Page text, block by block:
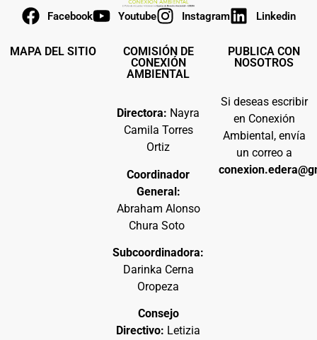
Facebook Youtube Instagram Linkedin
MAPA DEL SITIO
COMISIÓN DE
CONEXIÓN
AMBIENTAL
Directora: Nayra
Camila Torres
Ortiz
Coordinador
General:
Abraham Alonso
Chura Soto
Subcoordinadora:
Darinka Cerna
Oropeza
Consejo
Directivo: Letizia
PUBLICA CON
NOSOTROS
Si deseas escribir
en Conexión
Ambiental, envía
un correo a